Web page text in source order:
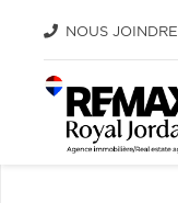
NOUS JOINDRE